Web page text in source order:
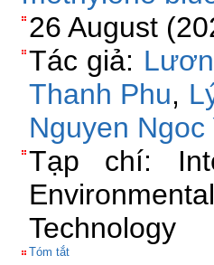
26 August
Tác giả:
Thanh Phu,
Nguyen Ngoc
Tạp chí:
Technology
Tóm tắt